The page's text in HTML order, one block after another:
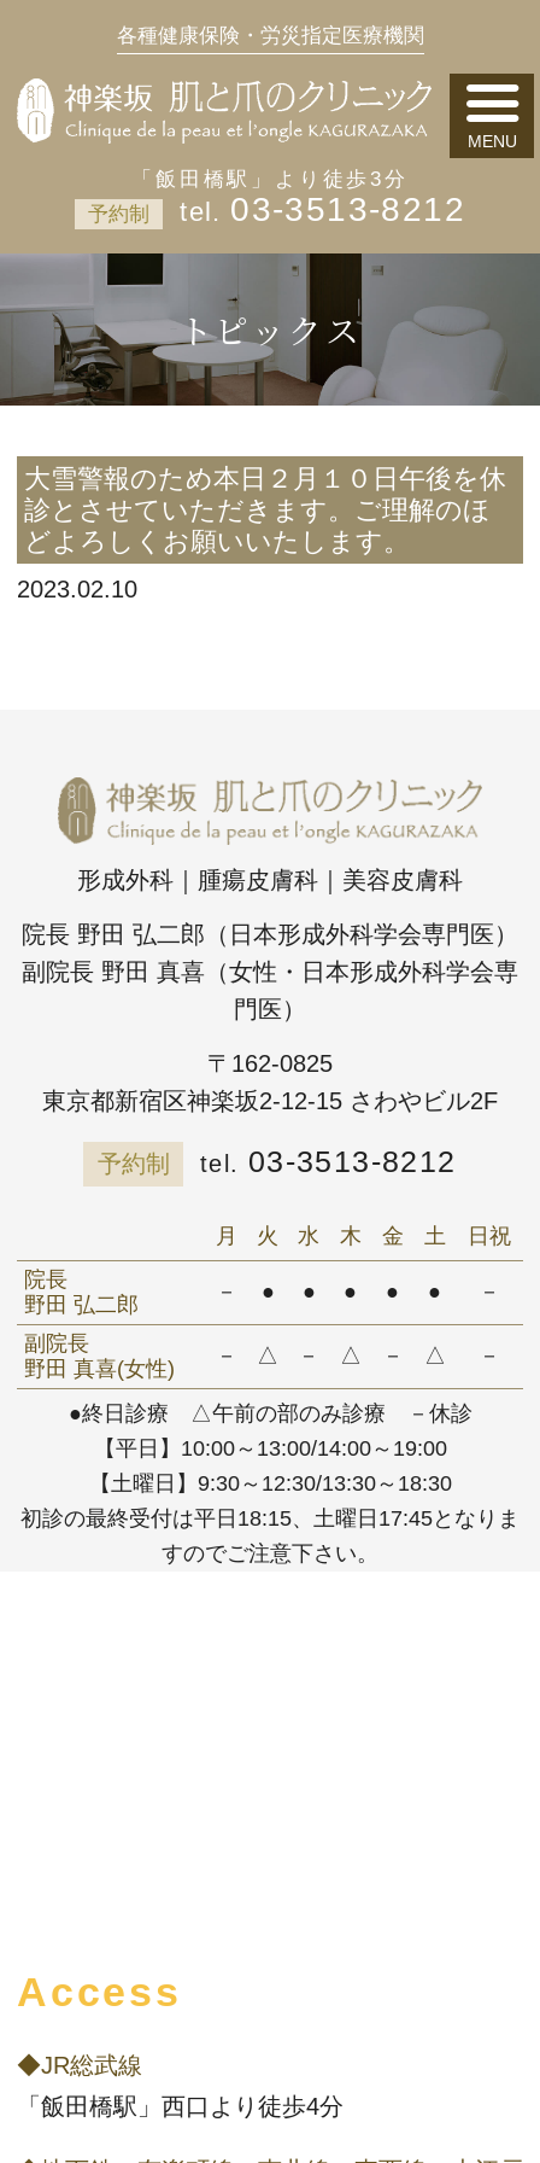
各種健康保険・労災指定医療機関
「飯田橋駅」より徒歩3分
予約制
03-3513-8212
トピックス
大雪警報のため本日２月１０日午後を休
診とさせていただきます。ご理解のほ
どよろしくお願いいたします。
2023.02.10
形成外科｜腫瘍皮膚科｜美容皮膚科
院長 野田 弘二郎（日本形成外科学会専門医）
副院長 野田 真喜（女性・日本形成外科学会専
門医）
〒162-0825
東京都新宿区神楽坂2-12-15 さわやビル2F
予約制 03-3513-8212
●終日診療 △午前の部のみ診療 －休診
【平日】10:00～13:00/14:00～19:00
【土曜日】9:30～12:30/13:30～18:30
初診の最終受付は平日18:15、土曜日17:45となりま
すのでご注意下さい。
月 火 水 木 金 土
日祝
院長
野田 弘二郎
－ ● ● ● ● ● －
副院長
野田 真喜(女性)
－ △ － △ － △ －
Access
◆JR総武線
「飯田橋駅」西口より徒歩4分